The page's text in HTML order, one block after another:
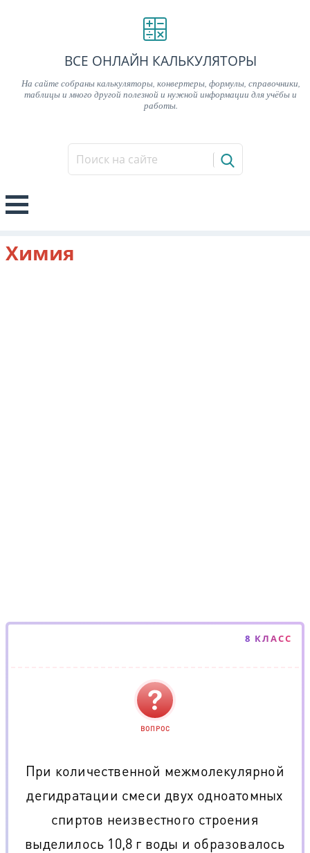
ВСЕ ОНЛАЙН КАЛЬКУЛЯТОРЫ
На сайте собраны калькуляторы, конвертеры, формулы, справочники,
таблицы и много другой полезной и нужной информации для учёбы и
работы.
Химия
8 КЛАСС
ВОПРОС
При количественной межмолекулярной
дегидратации смеси двух одноатомных
спиртов неизвестного строения
выделилось 10,8 г воды и образовалось